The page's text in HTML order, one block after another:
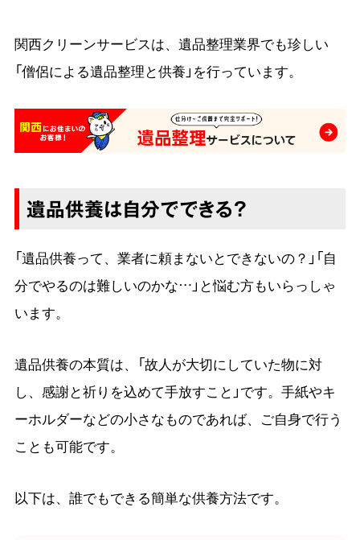
関西クリーンサービスは、遺品整理業界でも珍しい
「僧侶による遺品整理と供養」を行っています。
遺品供養は自分でできる？
「遺品供養って、業者に頼まないとできないの？」「自
分でやるのは難しいのかな…」と悩む方もいらっしゃ
います。
遺品供養の本質は、「故人が大切にしていた物に対
し、感謝と祈りを込めて手放すこと」です。手紙やキ
ーホルダーなどの小さなものであれば、ご自身で行う
ことも可能です。
以下は、誰でもできる簡単な供養方法です。